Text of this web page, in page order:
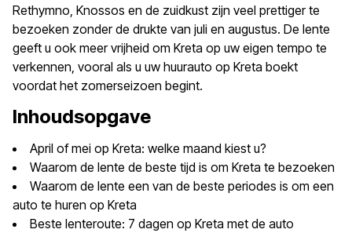
Rethymno, Knossos en de zuidkust zijn veel prettiger te
bezoeken zonder de drukte van juli en augustus. De lente
geeft u ook meer vrijheid om Kreta op uw eigen tempo te
verkennen, vooral als u uw huurauto op Kreta boekt
voordat het zomerseizoen begint.
Inhoudsopgave
April of mei op Kreta: welke maand kiest u?
Waarom de lente de beste tijd is om Kreta te bezoeken
Waarom de lente een van de beste periodes is om een
auto te huren op Kreta
Beste lenteroute: 7 dagen op Kreta met de auto